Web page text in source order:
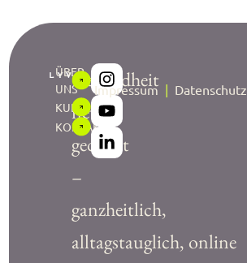
Gesundheit
neu
gedacht
–
ganzheitlich,
alltagstauglich, online
ÜBER
UNS
KURSE
KONTAKT
Impressum | Datenschutz